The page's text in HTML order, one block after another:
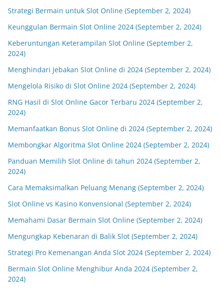
Strategi Bermain untuk Slot Online (September 2, 2024)
Keunggulan Bermain Slot Online 2024 (September 2, 2024)
Keberuntungan Keterampilan Slot Online (September 2,
2024)
Menghindari Jebakan Slot Online di 2024 (September 2, 2024)
Mengelola Risiko di Slot Online 2024 (September 2, 2024)
RNG Hasil di Slot Online Gacor Terbaru 2024 (September 2,
2024)
Memanfaatkan Bonus Slot Online di 2024 (September 2, 2024)
Membongkar Algoritma Slot Online 2024 (September 2, 2024)
Panduan Memilih Slot Online di tahun 2024 (September 2,
2024)
Cara Memaksimalkan Peluang Menang (September 2, 2024)
Slot Online vs Kasino Konvensional (September 2, 2024)
Memahami Dasar Bermain Slot Online (September 2, 2024)
Mengungkap Kebenaran di Balik Slot (September 2, 2024)
Strategi Pro Kemenangan Anda Slot 2024 (September 2, 2024)
Bermain Slot Online Menghibur Anda 2024 (September 2,
2024)